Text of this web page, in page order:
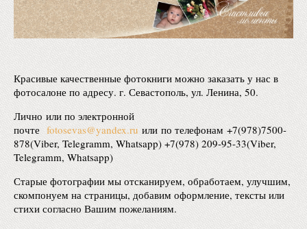
Красивые качественные фотокниги можно заказать у нас в
фотосалоне по адресу. г. Севастополь, ул. Ленина, 50.
Лично или по электронной
почтеfotosevas@yandex.ruили по телефонам +7(978)7500-
878(Viber, Telegramm, Whatsapp) +7(978) 209-95-33(Viber,
Telegramm, Whatsapp)
Старые фотографии мы отсканируем, обработаем, улучшим,
скомпонуем на страницы, добавим оформление, тексты или
стихи согласно Вашим пожеланиям.